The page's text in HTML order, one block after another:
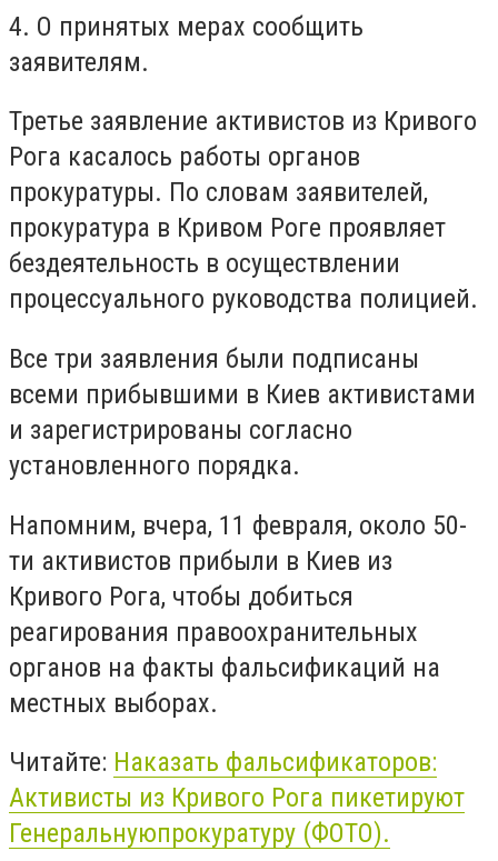
4. О принятых мерах сообщить
заявителям.
Третье заявление активистов из Кривого
Рога касалось работы органов
прокуратуры. По словам заявителей,
прокуратура в Кривом Роге проявляет
бездеятельность в осуществлении
процессуального руководства полицией.
Все три заявления были подписаны
всеми прибывшими в Киев активистами
и зарегистрированы согласно
установленного порядка.
Напомним, вчера, 11 февраля, около 50-
ти активистов прибыли в Киев из
Кривого Рога, чтобы добиться
реагирования правоохранительных
органов на факты фальсификаций на
местных выборах.
Читайте: Наказать фальсификаторов:
Активисты из Кривого Рога пикетируют
Генеральнуюпрокуратуру (ФОТО).